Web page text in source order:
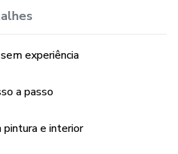
mesmo dia e já começar a
experiência
a passo
e interior